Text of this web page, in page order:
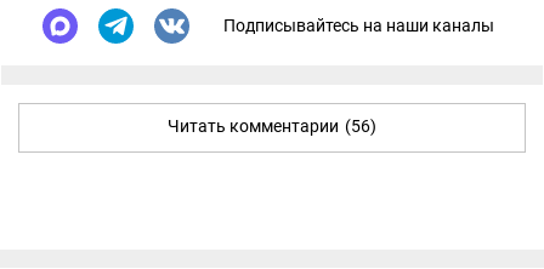
Подписывайтесь на наши каналы
Читать комментарии (56)